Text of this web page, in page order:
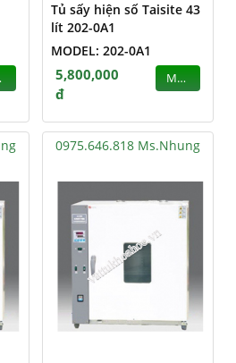
Tủ sấy hiện số Taisite 43
lít 202-0A1
MODEL: 202-0A1
5,800,000
đ
MUA
0975.646.818 Ms.Nhung